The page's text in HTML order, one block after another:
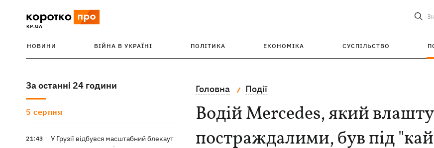
НОВИНИ ВІЙНА В УКРАЇНІ ПОЛІТИКА ЕКОНОМІКА СУСПІЛЬСТВО
За останні 24 години
5 серпня
21:43
У Грузії відбувся масштабний блекаут
Головна Події
Водій Mercedes, який
постраждалими, був під